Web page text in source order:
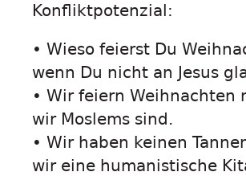
Konfliktpotenzial:
• Wieso feierst Du
wenn Du nicht an Jesus
• Wir feiern Weihnachten
wir Moslems sind.
• Wir haben keinen
wir eine humanistische